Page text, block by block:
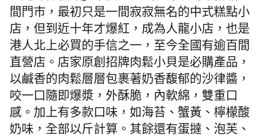
間門市，最初只是一間寂寂無名的中式糕點小
店，但到近十年才爆紅，成為人龍小店，也是
港人北上必買的手信之一，至今全國有逾百間
直營店。店家原創招牌肉鬆小貝是必購產品，
以鹹香的肉鬆層層包裹著奶香馥郁的沙律醬，
咬一口隨即爆漿，外酥脆，內軟綿，雙重口
感。加上有多款口味，如海苔、蟹黃、檸檬酸
奶味，全部以斤計算。其餘還有蛋撻、泡芙、